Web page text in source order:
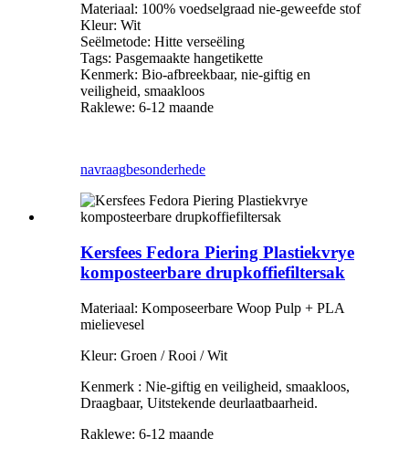
Materiaal: 100% voedselgraad nie-geweefde stof
Kleur: Wit
Seëlmetode: Hitte verseëling
Tags: Pasgemaakte hangetikette
Kenmerk: Bio-afbreekbaar, nie-giftig en
veiligheid, smaakloos
Raklewe: 6-12 maande
navraagbesonderhede
Kersfees Fedora Piering Plastiekvrye
komposteerbare drupkoffiefiltersak
Materiaal: Komposeerbare Woop Pulp + PLA
mielievesel
Kleur: Groen / Rooi / Wit
Kenmerk : Nie-giftig en veiligheid, smaakloos,
Draagbaar, Uitstekende deurlaatbaarheid.
Raklewe: 6-12 maande